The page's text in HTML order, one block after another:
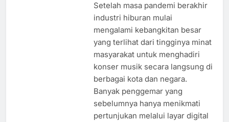
Setelah masa pandemi berakhir
industri hiburan mulai
mengalami kebangkitan besar
yang terlihat dari tingginya minat
masyarakat untuk menghadiri
konser musik secara langsung di
berbagai kota dan negara.
Banyak penggemar yang
sebelumnya hanya menikmati
pertunjukan melalui layar digital